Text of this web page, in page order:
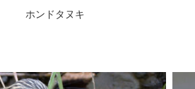
ホンドタヌキ